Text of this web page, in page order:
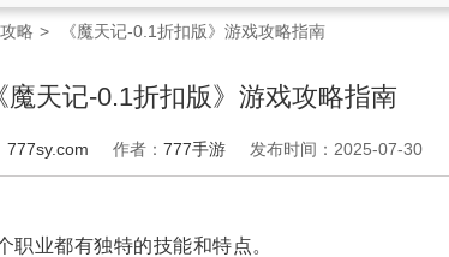
略 > 《魔天记-0.1折扣版》游戏攻略指南
魔天记-0.1折扣版》游戏攻略指南
777sy.com 作者： 777手游 发布时间：2025-07-30
业都有独特的技能和特点。